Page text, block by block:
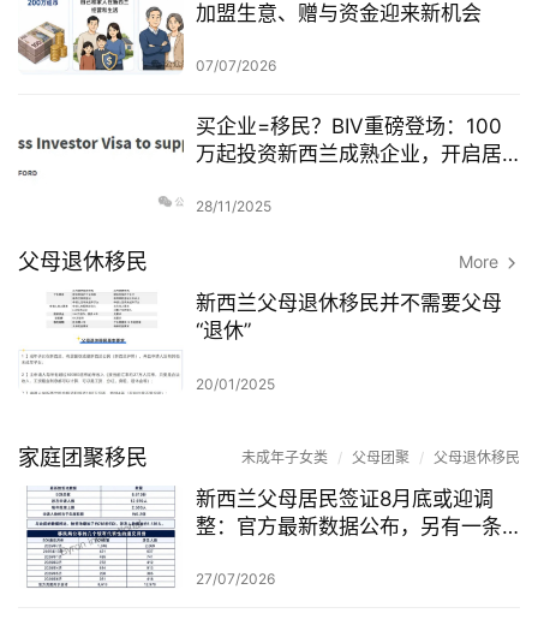
加盟生意、赠与资金迎来新机会
07/07/2026
买企业=移民？BIV重磅登场：100
万起投资新西兰成熟企业，开启居
28/11/2025
父母退休移民 More
新西兰父母退休移民并不需要父母
“退休”
20/01/2025
家庭团聚移民 未成年子女类 / 父母团聚 / 父母退休移民
新西兰父母居民签证8月底或迎调
整：官方最新数据公布，另有一条
27/07/2026